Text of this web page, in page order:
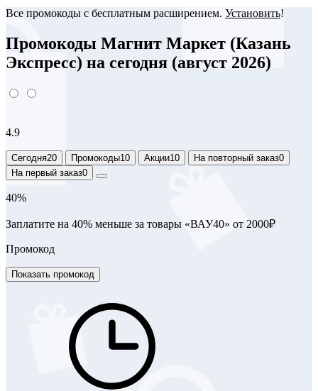
Все промокоды с бесплатным расширением. Установить!
Промокоды Магнит Маркет (Казань
Экспресс) на сегодня (август 2026)
4.9
Сегодня20 Промокоды10 Акции10 На повторный заказ0
На первый заказ0
40%
Заплатите на 40% меньше за товары «ВАУ40» от 2000₽
Промокод
Показать промокод